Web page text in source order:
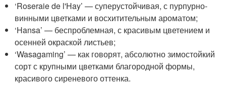
‘Roseraie de l'Hay’ — суперустойчивая, с пурпурно-
винными цветками и восхитительным ароматом;
‘Hansa’ — беспроблемная, с красивым цветением и
осенней окраской листьев;
‘Wasagaming’ — как говорят, абсолютно зимостойкий
сорт с крупными цветками благородной формы,
красивого сиреневого оттенка.